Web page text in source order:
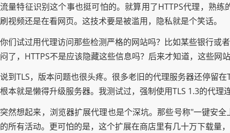
流量特征识别这个事也挺可怕的。就算用了HTTPS代理，熟
刷视频还是在看网页。这技术要是被滥用，隐私就是个笑话。
你们试过用代理访问那些检测严格的网站吗？比如某些银行或
闷了，HTTPS不是应该隐藏这些信息吗？后来才知道，这些网
说到TLS，版本问题也很头疼。很多老旧的代理服务器还停留
根本就是懒得升级服务器。我测试过，强制使用TLS 1.3的代理
突然想起来，浏览器扩展代理也是个深坑。那些号称"一键安
的所有活动。更可怕的是，这个扩展在商店里有几十万下载量